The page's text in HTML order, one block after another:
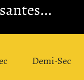
Demi-Sec